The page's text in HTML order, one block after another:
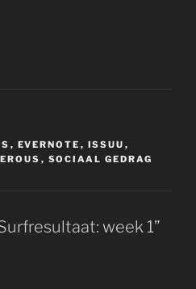
, EVERNOTE , ISSUU ,
, SOCIAAL GEDRAG
week 1”